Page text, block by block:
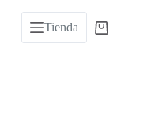
Tienda
Carro